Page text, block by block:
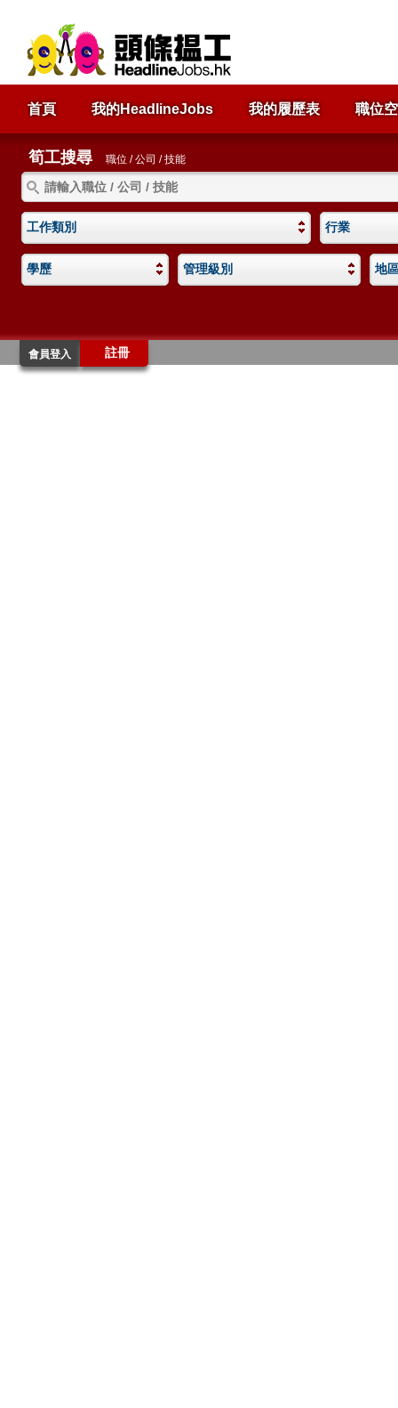
首頁 我的HeadlineJobs 我的履歷表 職位
筍工搜尋 職位 / 公司 / 技能
工作類別 行業
學歷 管理級別 地
會員登入 註冊